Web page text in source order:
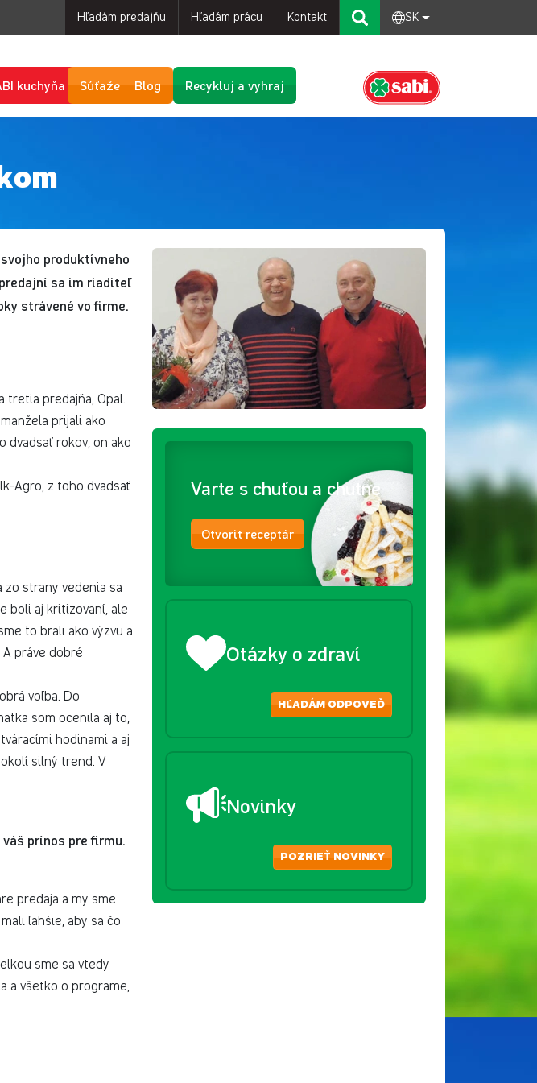
Hľadám predajňu Hľadám prácu Kontakt SK
kuchyňa Súťaže Blog Recykluj a vyhraj
produktívneho
sa im riaditeľ
strávené vo firme.
tretia predajňa, Opal.
prijali ako
dvadsať rokov, on ako
Agro, z toho dvadsať
strany vedenia sa
boli aj kritizovaní, ale
to brali ako výzvu a
práve dobré
voľba. Do
som ocenila aj to,
hodinami a aj
silný trend. V
prínos pre firmu.
predaja a my sme
ľahšie, aby sa čo
sme sa vtedy
a všetko o programe,
Varte s chuťou a chutne
Otvoriť receptár
Otázky o zdraví
HĽADÁM ODPOVEĎ
Novinky
POZRIEŤ NOVINKY